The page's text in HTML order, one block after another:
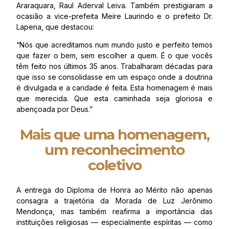
Araraquara, Raul Aderval Leiva. Também prestigiaram a
ocasião a vice-prefeita Meire Laurindo e o prefeito Dr.
Lapena, que destacou:
“Nós que acreditamos num mundo justo e perfeito temos
que fazer o bem, sem escolher a quem. É o que vocês
têm feito nos últimos 35 anos. Trabalharam décadas para
que isso se consolidasse em um espaço onde a doutrina
é divulgada e a caridade é feita. Esta homenagem é mais
que merecida. Que esta caminhada seja gloriosa e
abençoada por Deus.”
Mais que uma homenagem,
um reconhecimento
coletivo
A entrega do Diploma de Honra ao Mérito não apenas
consagra a trajetória da Morada de Luz Jerônimo
Mendonça, mas também reafirma a importância das
instituições religiosas — especialmente espíritas — como